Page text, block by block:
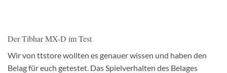
Der Tibhar MX-D im Test
Wir von ttstore wollten es genauer wissen und haben den
Belag für euch getestet. Das Spielverhalten des Belages